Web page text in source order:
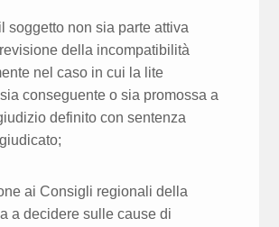
soggetto non sia parte attiva
della incompatibilità
nel caso in cui la lite
conseguente o sia promossa a
definito con sentenza
ai Consigli regionali della
a decidere sulle cause di